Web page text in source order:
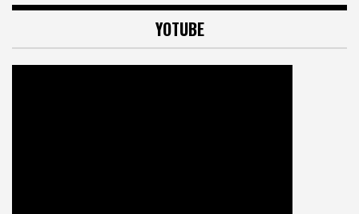
YOTUBE